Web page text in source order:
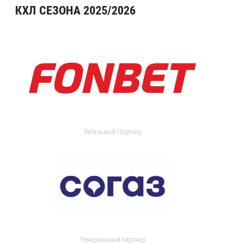
КХЛ СЕЗОНА 2025/2026
Титульный Партнер
Генеральный партнер